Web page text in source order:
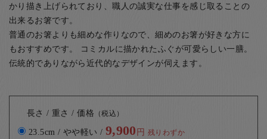
かり描き上げられており、職人の誠実な仕事を感じ取ることの
出来るお箸です。
普通のお箸よりも細めな作りなので、細めのお箸が好きな方に
もおすすめです。 コミカルに描かれたふぐが可愛らしい一膳。
伝統的でありながら近代的なデザインが伺えます。
長さ / 重さ / 価格 （税込）
23.5cm / やや軽い / 9,900 円 残りわずか